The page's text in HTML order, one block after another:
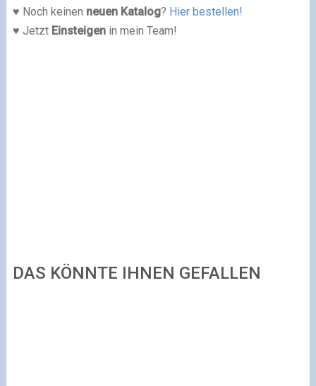
♥ Noch keinen neuen Katalog? Hier bestellen!
♥ Jetzt Einsteigen in mein Team!
DAS KÖNNTE IHNEN GEFALLEN